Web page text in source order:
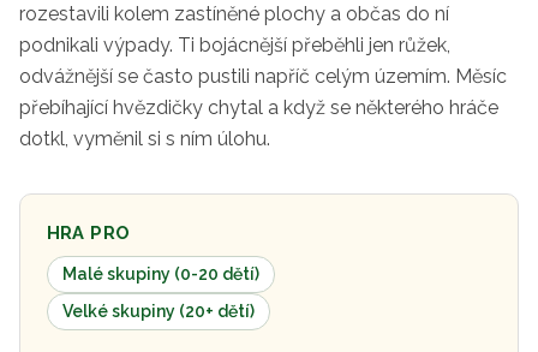
rozestavili kolem zastíněné plochy a občas do ní
podnikali výpady. Ti bojácnější přeběhli jen růžek,
odvážnější se často pustili napříč celým územím. Měsíc
přebíhající hvězdičky chytal a když se některého hráče
dotkl, vyměnil si s ním úlohu.
HRA PRO
Malé skupiny (0-20 dětí)
Velké skupiny (20+ dětí)